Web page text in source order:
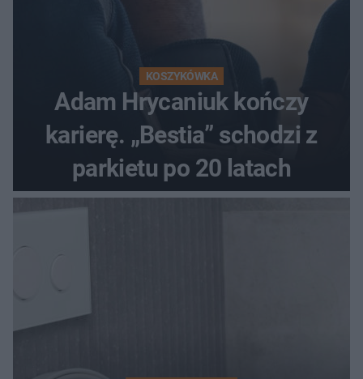
KOSZYKÓWKA
Adam Hrycaniuk kończy
karierę. „Bestia” schodzi z
parkietu po 20 latach